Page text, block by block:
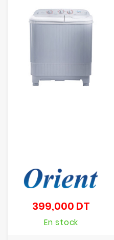
399,000 DT
En stock